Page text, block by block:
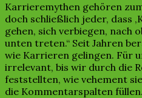
Karrieremythen gehören
doch schließlich jeder, dass
gehen, sich verbiegen, nach
unten treten.“ Seit Jahren
wie Karrieren gelingen. Für
irrelevant, bis wir durch die
feststellten, wie vehement
die Kommentarspalten füllen.